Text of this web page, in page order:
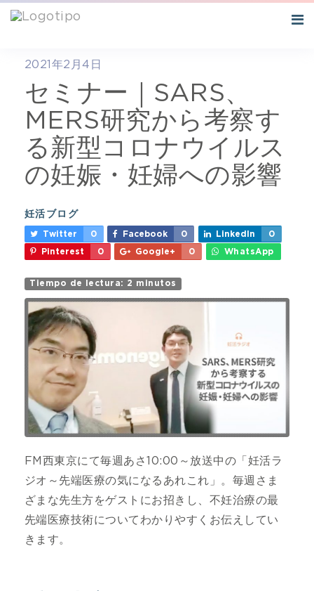
2021年2月4日
セミナー｜SARS、
MERS研究から考察す
る新型コロナウイルス
の妊娠・妊婦への影響
妊活ブログ
Twitter 0 Facebook 0 LinkedIn 0
Pinterest 0 Google+ 0 WhatsApp
Tiempo de lectura: 2 minutos
FM西東京にて毎週あさ10:00～放送中の「妊活ラ
ジオ～先端医療の気になるあれこれ」。毎週さま
ざまな先生方をゲストにお招きし、不妊治療の最
先端医療技術についてわかりやすくお伝えしてい
きます。